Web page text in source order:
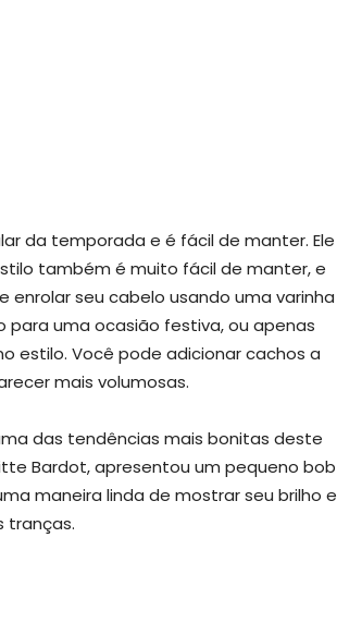
da temporada e é fácil de manter. Ele
também é muito fácil de manter, e
seu cabelo usando uma varinha
para uma ocasião festiva, ou apenas
estilo. Você pode adicionar cachos a
mais volumosas.
das tendências mais bonitas deste
Bardot, apresentou um pequeno bob
maneira linda de mostrar seu brilho e
tranças.